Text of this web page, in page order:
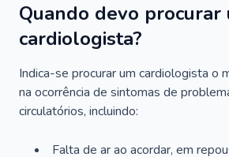
Quando devo procurar
cardiologista?
Indica-se procurar um cardiologista o
na ocorrência de sintomas de
circulatórios, incluindo:
Falta de ar ao acordar, em